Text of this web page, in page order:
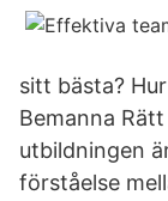
sitt bästa?
Bemanna
utbildningen
förståelse